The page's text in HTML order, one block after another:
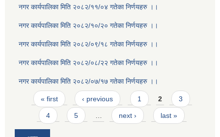
नगर कार्यपालिका मिति २०८२/११/०४ गतेका निर्णयहरु ।।
नगर कार्यपालिका मिति २०८२/१०/२० गतेका निर्णयहरु ।।
नगर कार्यपालिका मिति २०८२/०९/१८ गतेका निर्णयहरु ।।
नगर कार्यपालिका मिति २०८२/०८/२२ गतेका निर्णयहरु ।।
नगर कार्यपालिका मिति २०८२/०७/१७ गतेका निर्णयहरु ।।
Pages
« first ‹ previous 1 2 3
4 5 … next › last »